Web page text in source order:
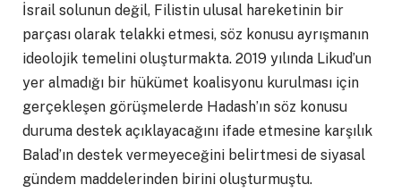
İsrail solunun değil, Filistin ulusal hareketinin bir
parçası olarak telakki etmesi, söz konusu ayrışmanın
ideolojik temelini oluşturmakta. 2019 yılında Likud’un
yer almadığı bir hükümet koalisyonu kurulması için
gerçekleşen görüşmelerde Hadash’ın söz konusu
duruma destek açıklayacağını ifade etmesine karşılık
Balad’ın destek vermeyeceğini belirtmesi de siyasal
gündem maddelerinden birini oluşturmuştu.